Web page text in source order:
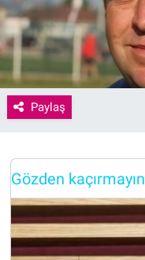
Paylaş
Gözden kaçırmayın